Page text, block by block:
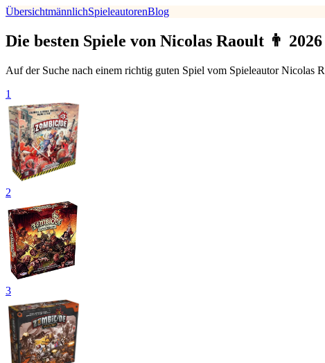
ÜbersichtmännlichSpieleautorenBlog
Die besten Spiele von Nicolas Raoult 👨 2026
Auf der Suche nach einem richtig guten Spiel vom Spieleautor Nicolas
1
2
3